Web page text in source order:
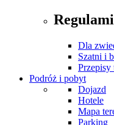
Dla
Szatni i
Przepisy
Podróż i pobyt
Dojazd
Hotele
Mapa
Parking